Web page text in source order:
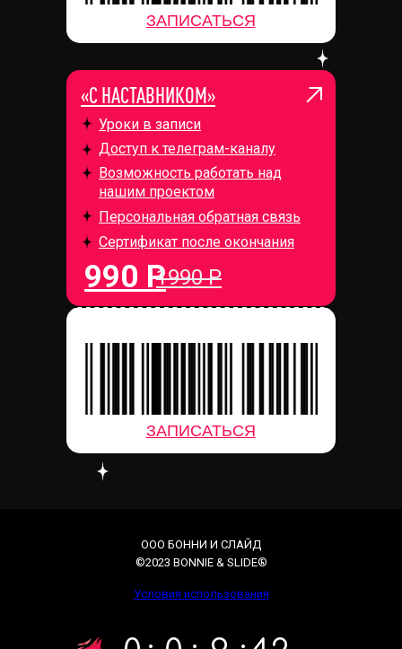
ЗАПИСАТЬСЯ
990 Р1990 Р
«С НАСТАВНИКОМ»
Доступ к телеграм-каналу
Возможность работать над
нашим проектом
Уроки в записи
ЗАПИСАТЬСЯ
Сертификат после окончания
Персональная обратная связь
ООО БОННИ И СЛАЙД
©2023 BONNIE & SLIDE®
Условия использования